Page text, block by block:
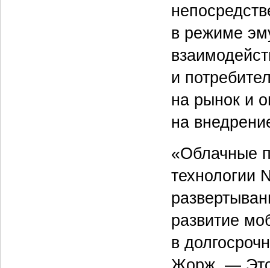
в режиме
и
на рынок и
на
«Облачные
технологии
развитие
в